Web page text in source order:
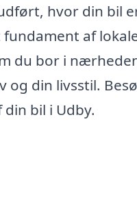
hvor din bil
af
du bor i
og din livsstil.
bil i Udby.